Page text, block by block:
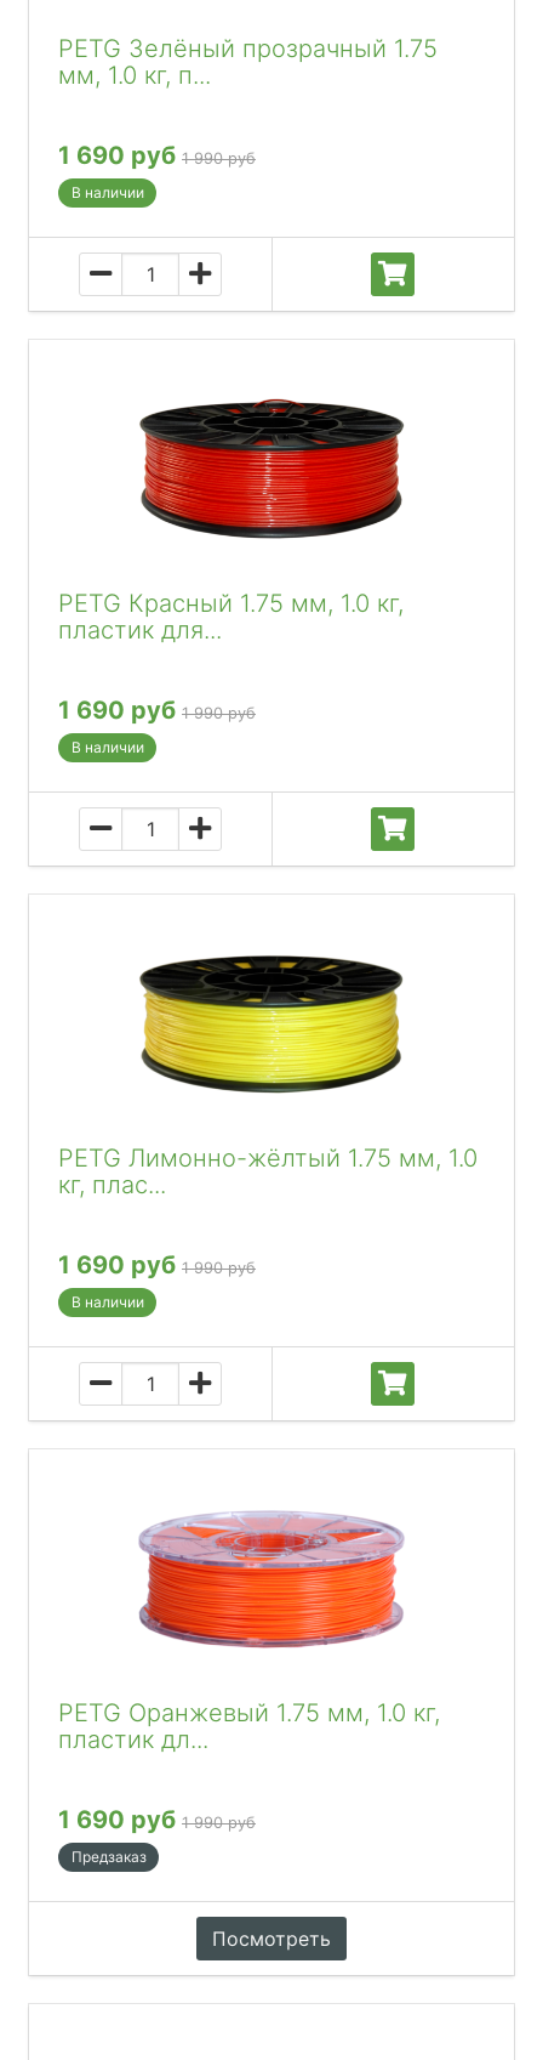
PETG Зелёный прозрачный 1.75
мм, 1.0 кг, п...
1 690 руб 1 990 руб
В наличии
PETG Красный 1.75 мм, 1.0 кг,
пластик для...
1 690 руб 1 990 руб
В наличии
PETG Лимонно-жёлтый 1.75 мм, 1.0
кг, плас...
1 690 руб 1 990 руб
В наличии
PETG Оранжевый 1.75 мм, 1.0 кг,
пластик дл...
1 690 руб 1 990 руб
Предзаказ
Посмотреть